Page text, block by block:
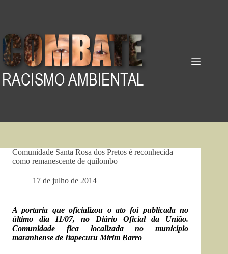
Comunidade Santa Rosa dos Pretos é reconhecida
como remanescente de quilombo
17 de julho de 2014
A portaria que oficializou o ato foi publicada no
último dia 11/07, no Diário Oficial da União.
Comunidade fica localizada no município
maranhense de Itapecuru Mirim Barro